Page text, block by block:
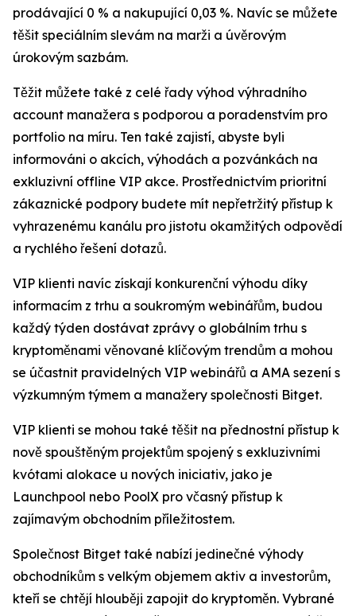
prodávající 0 % a nakupující 0,03 %. Navíc se můžete
těšit speciálním slevám na marži a úvěrovým
úrokovým sazbám.
Těžit můžete také z celé řady výhod výhradního
account manažera s podporou a poradenstvím pro
portfolio na míru. Ten také zajistí, abyste byli
informováni o akcích, výhodách a pozvánkách na
exkluzivní offline VIP akce. Prostřednictvím prioritní
zákaznické podpory budete mít nepřetržitý přístup k
vyhrazenému kanálu pro jistotu okamžitých odpovědí
a rychlého řešení dotazů.
VIP klienti navíc získají konkurenční výhodu díky
informacím z trhu a soukromým webinářům, budou
každý týden dostávat zprávy o globálním trhu s
kryptoměnami věnované klíčovým trendům a mohou
se účastnit pravidelných VIP webinářů a AMA sezení s
výzkumným týmem a manažery společnosti Bitget.
VIP klienti se mohou také těšit na přednostní přístup k
nově spouštěným projektům spojený s exkluzivními
kvótami alokace u nových iniciativ, jako je
Launchpool nebo PoolX pro včasný přístup k
zajímavým obchodním příležitostem.
Společnost Bitget také nabízí jedinečné výhody
obchodníkům s velkým objemem aktiv a investorům,
kteří se chtějí hlouběji zapojit do kryptoměn. Vybrané